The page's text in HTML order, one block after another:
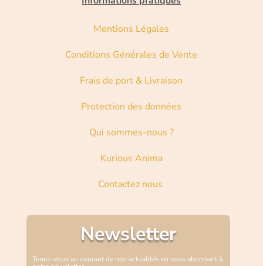
Mentions Légales
Conditions Générales de Vente
Frais de port & Livraison
Protection des données
Qui sommes-nous ?
Kurious Anima
Contactez nous
Newsletter
Tenez-vous au courant de nos actualités en vous abonnant à